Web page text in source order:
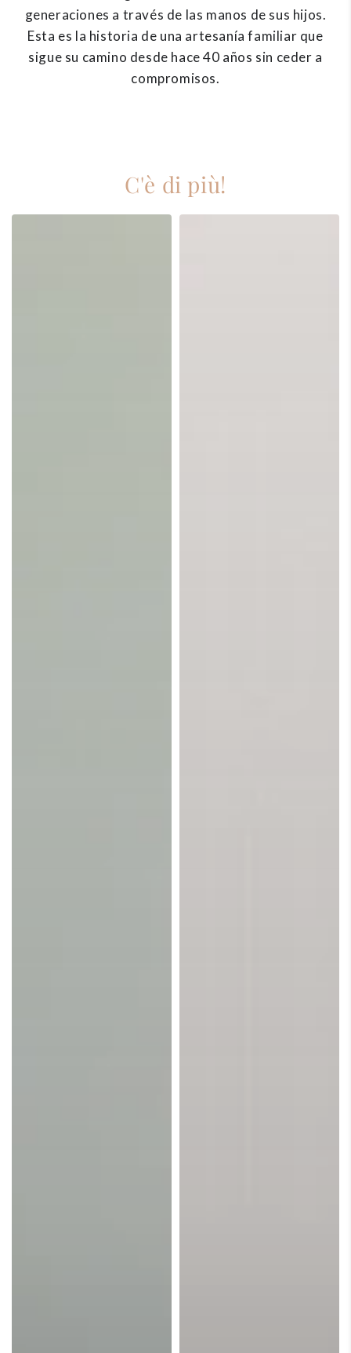
generaciones a través de las manos de sus hijos.
Esta es la historia de una artesanía familiar que
sigue su camino desde hace 40 años sin ceder a
compromisos.
C'è di più!